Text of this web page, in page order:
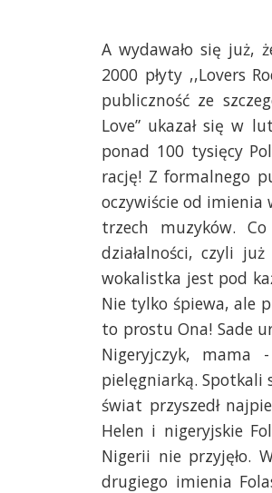
A wydawało się już,
2000 płyty ,,Lovers
publiczność ze
Love” ukazał się w
ponad 100 tysięcy
rację! Z formalnego
oczywiście od imienia
trzech muzyków.
działalności, czyli
wokalistka jest pod
Nie tylko śpiewa, ale
to prostu Ona! Sade
Nigeryjczyk, mama
pielęgniarką. Spotkali
świat przyszedł
Helen i nigeryjskie
Nigerii nie przyjęło.
drugiego imienia